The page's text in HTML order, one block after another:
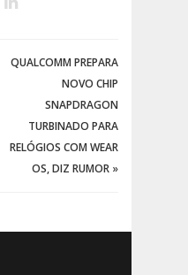
QUALCOMM PREPARA
NOVO CHIP
SNAPDRAGON
TURBINADO PARA
RELÓGIOS COM WEAR
OS, DIZ RUMOR »